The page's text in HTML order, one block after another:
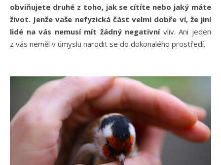
obviňujete druhé z toho, jak se cítíte nebo jaký máte
život. Jenže vaše nefyzická část velmi dobře ví, že jiní
lidé na vás nemusí mít žádný negativnívliv. Ani jeden
z vás neměl v úmyslu narodit se do dokonalého prostředí.